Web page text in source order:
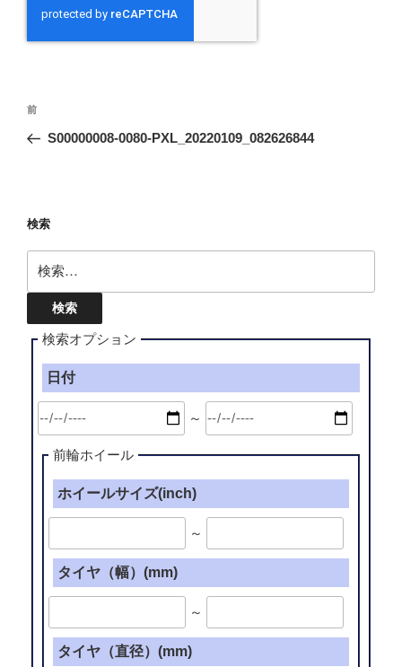
投
ナ
ー
シ
ョ
ン
前
の
前
S00000008-0080-PXL_20220109_082626844
検索
索:
検索オプション
日付
～
前輪ホイール
ホイールサイズ(inch)
～
タイヤ（幅）(mm)
～
タイヤ（直径）(mm)